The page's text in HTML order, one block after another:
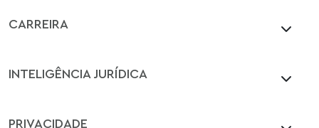
CARREIRA
INTELIGÊNCIA JURÍDICA
PRIVACIDADE